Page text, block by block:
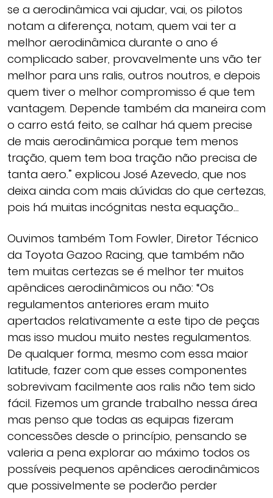
se a aerodinâmica vai ajudar, vai, os pilotos
notam a diferença, notam, quem vai ter a
melhor aerodinâmica durante o ano é
complicado saber, provavelmente uns vão ter
melhor para uns ralis, outros noutros, e depois
quem tiver o melhor compromisso é que tem
vantagem. Depende também da maneira com
o carro está feito, se calhar há quem precise
de mais aerodinâmica porque tem menos
tração, quem tem boa tração não precisa de
tanta aero.” explicou José Azevedo, que nos
deixa ainda com mais dúvidas do que certezas,
pois há muitas incógnitas nesta equação…
Ouvimos também Tom Fowler, Diretor Técnico
da Toyota Gazoo Racing, que também não
tem muitas certezas se é melhor ter muitos
apêndices aerodinâmicos ou não: “Os
regulamentos anteriores eram muito
apertados relativamente a este tipo de peças
mas isso mudou muito nestes regulamentos.
De qualquer forma, mesmo com essa maior
latitude, fazer com que esses componentes
sobrevivam facilmente aos ralis não tem sido
fácil. Fizemos um grande trabalho nessa área
mas penso que todas as equipas fizeram
concessões desde o princípio, pensando se
valeria a pena explorar ao máximo todos os
possíveis pequenos apêndices aerodinâmicos
que possivelmente se poderão perder